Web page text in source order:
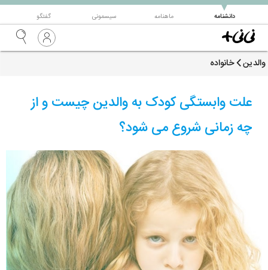
دانشنامه
▼ ماهنامه سیسمونی گفتگو
والدین خانواده
علت وابستگی کودک به والدین چیست و از
چه زمانی شروع می شود؟